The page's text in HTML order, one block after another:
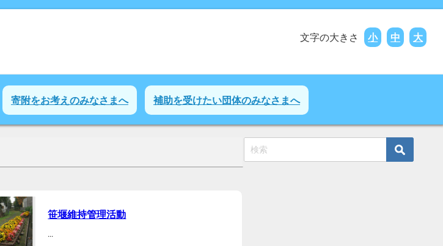
文字の大きさ 小 中 大
寄附をお考えのみなさまへ 補助を受けたい団体のみなさまへ
笹堰維持管理活動
...